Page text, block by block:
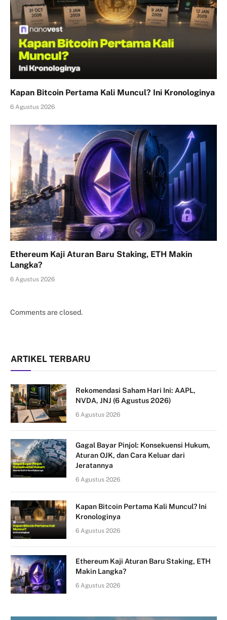
Kapan Bitcoin Pertama Kali Muncul? Ini Kronologinya
6 Agustus 2026
Ethereum Kaji Aturan Baru Staking, ETH Makin
Langka?
6 Agustus 2026
Comments are closed.
ARTIKEL TERBARU
Rekomendasi Saham Hari Ini: AAPL,
NVDA, JNJ (6 Agustus 2026)
6 Agustus 2026
Gagal Bayar Pinjol: Konsekuensi Hukum,
Aturan OJK, dan Cara Keluar dari
Jeratannya
6 Agustus 2026
Kapan Bitcoin Pertama Kali Muncul? Ini
Kronologinya
6 Agustus 2026
Ethereum Kaji Aturan Baru Staking, ETH
Makin Langka?
6 Agustus 2026